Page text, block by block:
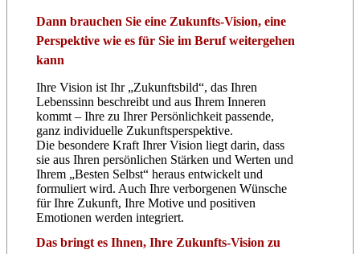
Dann brauchen Sie eine Zukunfts-Vision, eine
Perspektive wie es für Sie im Beruf weitergehen
kann
Ihre Vision ist Ihr „Zukunftsbild“, das Ihren
Lebenssinn beschreibt und aus Ihrem Inneren
kommt – Ihre zu Ihrer Persönlichkeit passende,
ganz individuelle Zukunftsperspektive.
Die besondere Kraft Ihrer Vision liegt darin, dass
sie aus Ihren persönlichen Stärken und Werten und
Ihrem „Besten Selbst“ heraus entwickelt und
formuliert wird. Auch Ihre verborgenen Wünsche
für Ihre Zukunft, Ihre Motive und positiven
Emotionen werden integriert.
Das bringt es Ihnen, Ihre Zukunfts-Vision zu